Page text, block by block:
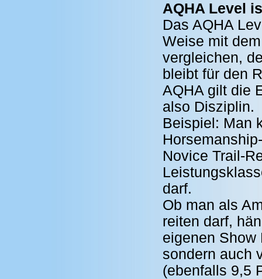
AQHA Level
Das AQHA
Weise mit
vergleichen,
bleibt für den
AQHA gilt die
also Disziplin.
Beispiel: Man
Novice Trail-
darf.
Ob man als
reiten darf,
eigenen Show
sondern auch
(ebenfalls 9,5